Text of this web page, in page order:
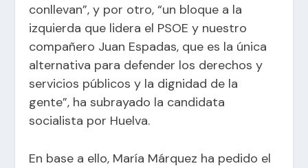
conllevan”, y por otro, “un bloque a la
izquierda que lidera el PSOE y nuestro
compañero Juan Espadas, que es la única
alternativa para defender los derechos y
servicios públicos y la dignidad de la
gente”, ha subrayado la candidata
socialista por Huelva.
En base a ello, María Márquez ha pedido el